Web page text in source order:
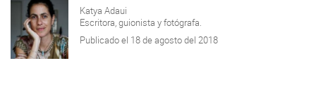
Katya Adaui
Escritora, guionista y fotógrafa.
Publicado el 18 de agosto del 2018